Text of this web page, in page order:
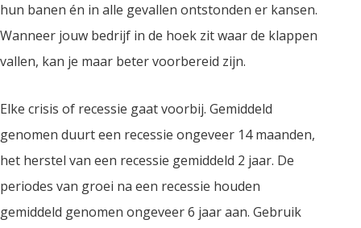
hun banen én in alle gevallen ontstonden er kansen.
Wanneer jouw bedrijf in de hoek zit waar de klappen
vallen, kan je maar beter voorbereid zijn.
Elke crisis of recessie gaat voorbij. Gemiddeld
genomen duurt een recessie ongeveer 14 maanden,
het herstel van een recessie gemiddeld 2 jaar. De
periodes van groei na een recessie houden
gemiddeld genomen ongeveer 6 jaar aan. Gebruik